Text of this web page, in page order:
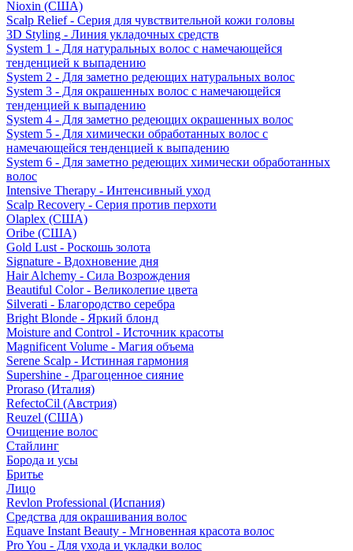
Nioxin (США)
Scalp Relief - Серия для чувствительной кожи головы
3D Styling - Линия укладочных средств
System 1 - Для натуральных волос с намечающейся
тенденцией к выпадению
System 2 - Для заметно редеющих натуральных волос
System 3 - Для окрашенных волос с намечающейся
тенденцией к выпадению
System 4 - Для заметно редеющих окрашенных волос
System 5 - Для химически обработанных волос с
намечающейся тенденцией к выпадению
System 6 - Для заметно редеющих химически обработанных
волос
Intensive Therapy - Интенсивный уход
Scalp Recovery - Серия против перхоти
Olaplex (США)
Oribe (США)
Gold Lust - Роскошь золота
Signature - Вдохновение дня
Hair Alchemy - Сила Возрождения
Beautiful Color - Великолепие цвета
Silverati - Благородство серебра
Bright Blonde - Яркий блонд
Moisture and Control - Источник красоты
Magnificent Volume - Магия объема
Serene Scalp - Истинная гармония
Supershine - Драгоценное сияние
Proraso (Италия)
RefectoCil (Австрия)
Reuzel (США)
Очищение волос
Стайлинг
Борода и усы
Бритье
Лицо
Revlon Professional (Испания)
Средства для окрашивания волос
Equave Instant Beauty - Мгновенная красота волос
Pro You - Для ухода и укладки волос